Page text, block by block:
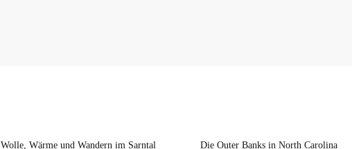
Wolle, Wärme und Wandern im Sarntal Die Outer Banks in North Carolina